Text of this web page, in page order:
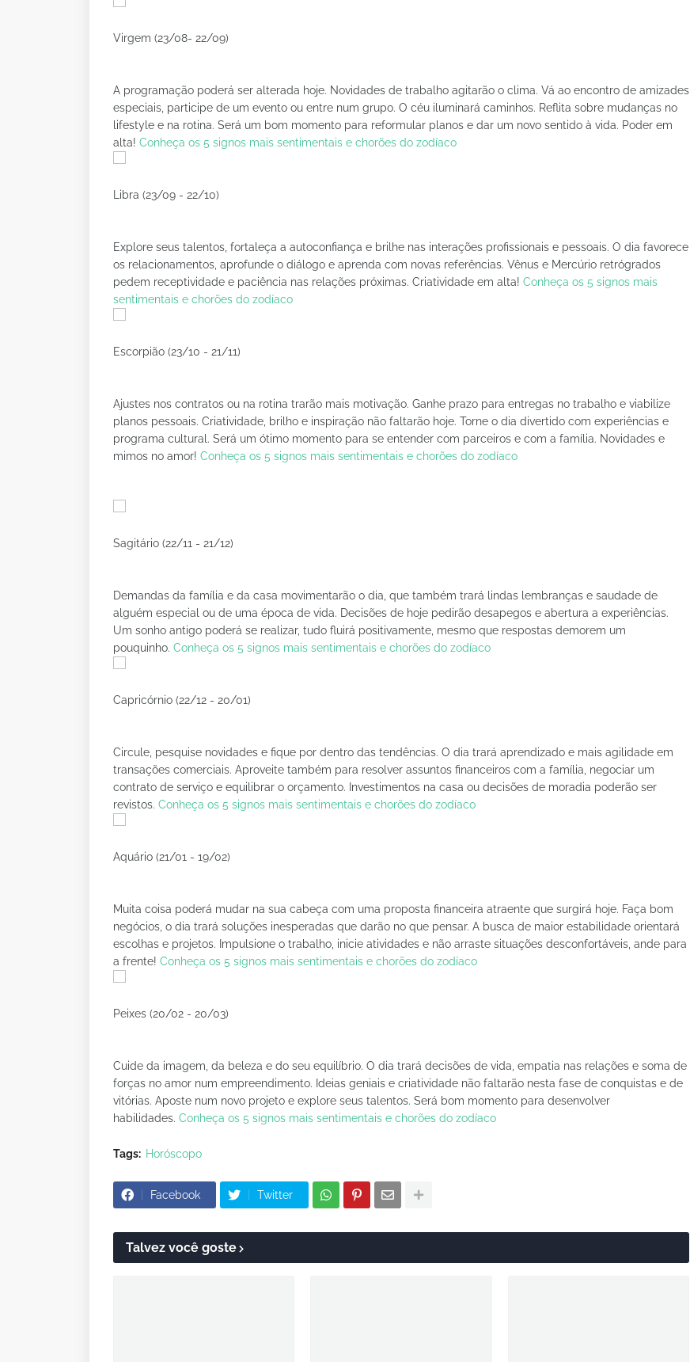
Virgem (23/08- 22/09)
A programação poderá ser alterada hoje. Novidades de trabalho agitarão o clima. Vá ao encontro de amizades
especiais, participe de um evento ou entre num grupo. O céu iluminará caminhos. Reflita sobre mudanças no
lifestyle e na rotina. Será um bom momento para reformular planos e dar um novo sentido à vida. Poder em
alta! Conheça os 5 signos mais sentimentais e chorões do zodíaco
Libra (23/09 - 22/10)
Explore seus talentos, fortaleça a autoconfiança e brilhe nas interações profissionais e pessoais. O dia favorece
os relacionamentos, aprofunde o diálogo e aprenda com novas referências. Vênus e Mercúrio retrógrados
pedem receptividade e paciência nas relações próximas. Criatividade em alta! Conheça os 5 signos mais
sentimentais e chorões do zodíaco
Escorpião (23/10 - 21/11)
Ajustes nos contratos ou na rotina trarão mais motivação. Ganhe prazo para entregas no trabalho e viabilize
planos pessoais. Criatividade, brilho e inspiração não faltarão hoje. Torne o dia divertido com experiências e
programa cultural. Será um ótimo momento para se entender com parceiros e com a família. Novidades e
mimos no amor! Conheça os 5 signos mais sentimentais e chorões do zodíaco
Sagitário (22/11 - 21/12)
Demandas da família e da casa movimentarão o dia, que também trará lindas lembranças e saudade de
alguém especial ou de uma época de vida. Decisões de hoje pedirão desapegos e abertura a experiências.
Um sonho antigo poderá se realizar, tudo fluirá positivamente, mesmo que respostas demorem um
pouquinho. Conheça os 5 signos mais sentimentais e chorões do zodíaco
Capricórnio (22/12 - 20/01)
Circule, pesquise novidades e fique por dentro das tendências. O dia trará aprendizado e mais agilidade em
transações comerciais. Aproveite também para resolver assuntos financeiros com a família, negociar um
contrato de serviço e equilibrar o orçamento. Investimentos na casa ou decisões de moradia poderão ser
revistos. Conheça os 5 signos mais sentimentais e chorões do zodíaco
Aquário (21/01 - 19/02)
Muita coisa poderá mudar na sua cabeça com uma proposta financeira atraente que surgirá hoje. Faça bom
negócios, o dia trará soluções inesperadas que darão no que pensar. A busca de maior estabilidade orientará
escolhas e projetos. Impulsione o trabalho, inicie atividades e não arraste situações desconfortáveis, ande para
a frente! Conheça os 5 signos mais sentimentais e chorões do zodíaco
Peixes (20/02 - 20/03)
Cuide da imagem, da beleza e do seu equilíbrio. O dia trará decisões de vida, empatia nas relações e soma de
forças no amor num empreendimento. Ideias geniais e criatividade não faltarão nesta fase de conquistas e de
vitórias. Aposte num novo projeto e explore seus talentos. Será bom momento para desenvolver
habilidades. Conheça os 5 signos mais sentimentais e chorões do zodíaco
Tags: Horóscopo
Facebook Twitter
Talvez você goste